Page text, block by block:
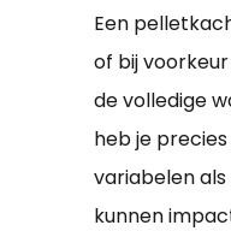
Een
of bij
de volledige
heb je
variabelen
kunnen